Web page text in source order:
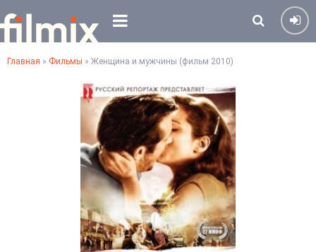
Главная » Фильмы » Женщина и мужчины (фильм 2010)